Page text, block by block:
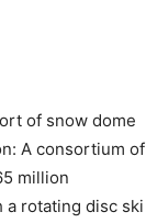
of snow dome
A consortium of
million
a rotating disc ski